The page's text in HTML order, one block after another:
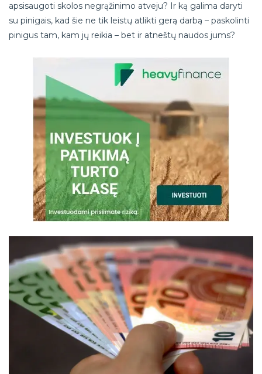
apsisaugoti skolos negrąžinimo atveju? Ir ką galima daryti
su pinigais, kad šie ne tik leistų atlikti gerą darbą – paskolinti
pinigus tam, kam jų reikia – bet ir atneštų naudos jums?